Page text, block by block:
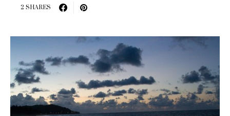
2 SHARES